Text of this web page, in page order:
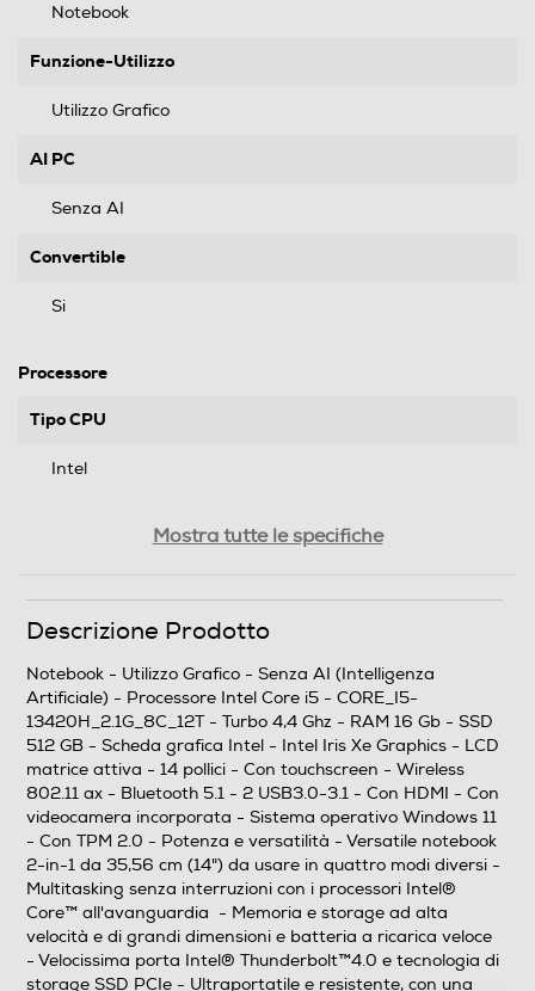
Notebook
Funzione-Utilizzo
Utilizzo Grafico
AI PC
Senza AI
Convertible
Si
Processore
Tipo CPU
Intel
Tipo di processore
Intel Core i5
Nome Processore
i5-13420H
Piattaforma EVO
Mostra tutte le specifiche
Descrizione Prodotto
Notebook - Utilizzo Grafico - Senza AI (Intelligenza
Artificiale) - Processore Intel Core i5 - CORE_I5-
13420H_2.1G_8C_12T - Turbo 4,4 Ghz - RAM 16 Gb - SSD
512 GB - Scheda grafica Intel - Intel Iris Xe Graphics - LCD
matrice attiva - 14 pollici - Con touchscreen - Wireless
802.11 ax - Bluetooth 5.1 - 2 USB3.0-3.1 - Con HDMI - Con
videocamera incorporata - Sistema operativo Windows 11
- Con TPM 2.0 - Potenza e versatilità - Versatile notebook
2-in-1 da 35,56 cm (14") da usare in quattro modi diversi -
Multitasking senza interruzioni con i processori Intel®
Core™ all'avanguardia - Memoria e storage ad alta
velocità e di grandi dimensioni e batteria a ricarica veloce
- Velocissima porta Intel® Thunderbolt™4.0 e tecnologia di
storage SSD PCIe - Ultraportatile e resistente, con una